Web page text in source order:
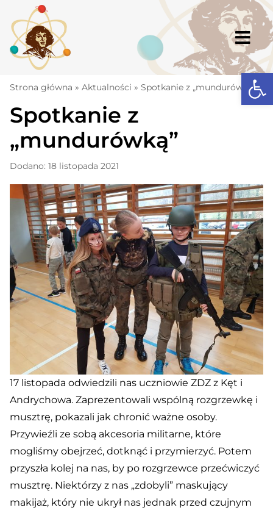
content
Strona główna
Aktualności
Komunikaty
Szkoła
Dokumenty
Osiągnięcia
Warto wiedzieć
UKS „Millenium”
Strona główna » Aktualności » Spotkanie z „mundurówką”
Spotkanie z
„mundurówką”
Dodano: 18 listopada 2021
17 listopada odwiedzili nas uczniowie ZDZ z Kęt i
Andrychowa. Zaprezentowali wspólną rozgrzewkę i
musztrę, pokazali jak chronić ważne osoby.
Przywieźli ze sobą akcesoria militarne, które
mogliśmy obejrzeć, dotknąć i przymierzyć. Potem
przyszła kolej na nas, by po rozgrzewce przećwiczyć
musztrę. Niektórzy z nas „zdobyli” maskujący
makijaż, który nie ukrył nas jednak przed czujnym